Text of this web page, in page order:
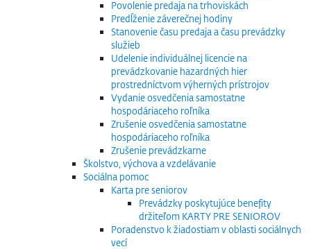
Povolenie predaja na trhoviskách
Predĺženie záverečnej hodiny
Stanovenie času predaja a času prevádzky
služieb
Udelenie individuálnej licencie na
prevádzkovanie hazardných hier
prostredníctvom výherných prístrojov
Vydanie osvedčenia samostatne
hospodáriaceho roľníka
Zrušenie osvedčenia samostatne
hospodáriaceho roľníka
Zrušenie prevádzkarne
Školstvo, výchova a vzdelávanie
Sociálna pomoc
Karta pre seniorov
Prevádzky poskytujúce benefity
držiteľom KARTY PRE SENIOROV
Poradenstvo k žiadostiam v oblasti sociálnych
vecí